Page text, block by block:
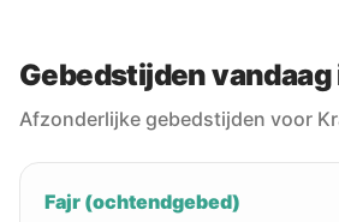
Gebedstijden vandaag
Afzonderlijke gebedstijden voor
Fajr (ochtendgebed)